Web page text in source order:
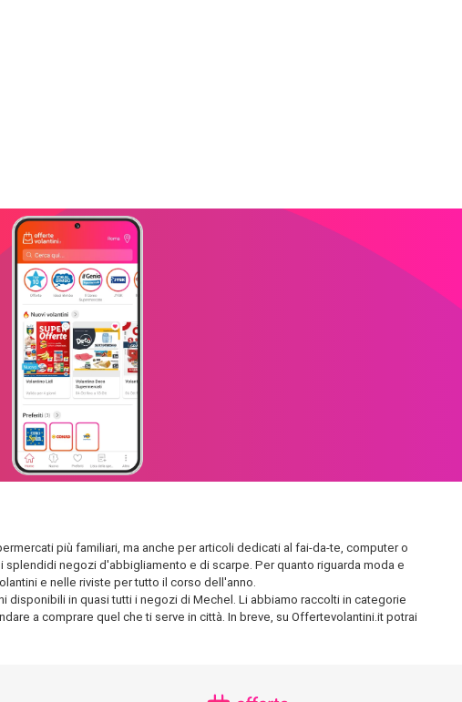
più familiari, ma anche per articoli dedicati al fai-da-te, computer o
negozi d'abbigliamento e di scarpe. Per quanto riguarda moda e
e nelle riviste per tutto il corso dell'anno.
in quasi tutti i negozi di Mechel. Li abbiamo raccolti in categorie
a comprare quel che ti serve in città. In breve, su Offertevolantini.it potrai